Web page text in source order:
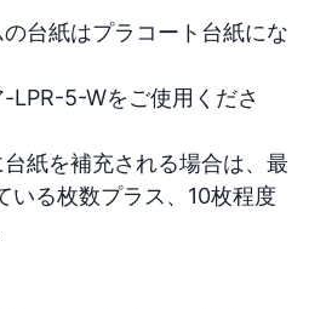
台紙はプラコート台紙にな
LPR-5-Wをご使用くださ
紙を補充される場合は、最
いる枚数プラス、10枚程度